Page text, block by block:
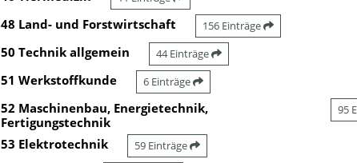
48 Land- und Forstwirtschaft 156 Einträge
50 Technik allgemein 44 Einträge
51 Werkstoffkunde 6 Einträge
52 Maschinenbau, Energietechnik,
Fertigungstechnik
95
53 Elektrotechnik 59 Einträge